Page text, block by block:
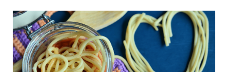
jokainen
päivä
kuin
tämä-
tarina